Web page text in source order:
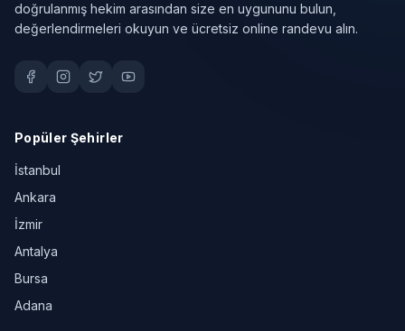
doğrulanmış hekim arasından size en uygununu bulun,
değerlendirmeleri okuyun ve ücretsiz online randevu alın.
Popüler Şehirler
İstanbul
Ankara
İzmir
Antalya
Bursa
Adana